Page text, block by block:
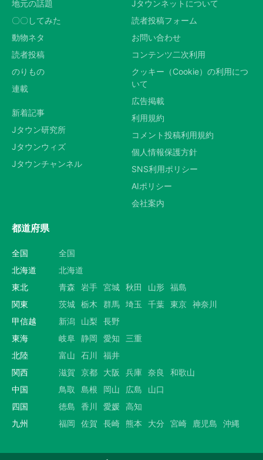
地元の話題
〇〇してみた
動物ネタ
読者投稿
のりもの
連載
新着記事
Jタウン研究所
Jタウンウィズ
Jタウンチャンネル
Jタウンネットについて
読者投稿フォーム
お問い合わせ
コンテンツ二次利用
クッキー（Cookie）の利用につ
いて
広告掲載
利用規約
コメント投稿利用規約
個人情報保護方針
SNS利用ポリシー
AIポリシー
会社案内
都道府県
全国
全国
北海道
北海道
東北
青森 岩手 宮城 秋田 山形 福島
関東
茨城 栃木 群馬 埼玉 千葉 東京 神奈川
甲信越
新潟 山梨
長野
東海
岐阜 静岡 愛知
三重
北陸
富山 石川
福井
関西
滋賀 京都 大阪 兵庫 奈良
和歌山
中国
鳥取 島根 岡山 広島
山口
四国
徳島 香川 愛媛 高知
九州
福岡 佐賀 長崎 熊本 大分 宮崎 鹿児島 沖縄